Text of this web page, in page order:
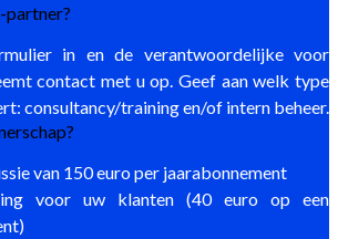
in en de verantwoordelijke voor
contact met u op. Geef aan welk type
consultancy/training en/of intern beheer.
van 150 euro per jaarabonnement
voor uw klanten (40 euro op een